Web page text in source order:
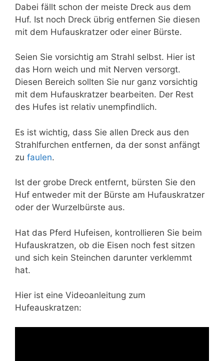
Dabei fällt schon der meiste Dreck aus dem
Huf. Ist noch Dreck übrig entfernen Sie diesen
mit dem Hufauskratzer oder einer Bürste.
Seien Sie vorsichtig am Strahl selbst. Hier ist
das Horn weich und mit Nerven versorgt.
Diesen Bereich sollten Sie nur ganz vorsichtig
mit dem Hufauskratzer bearbeiten. Der Rest
des Hufes ist relativ unempfindlich.
Es ist wichtig, dass Sie allen Dreck aus den
Strahlfurchen entfernen, da der sonst anfängt
zu faulen.
Ist der grobe Dreck entfernt, bürsten Sie den
Huf entweder mit der Bürste am Hufauskratzer
oder der Wurzelbürste aus.
Hat das Pferd Hufeisen, kontrollieren Sie beim
Hufauskratzen, ob die Eisen noch fest sitzen
und sich kein Steinchen darunter verklemmt
hat.
Hier ist eine Videoanleitung zum
Hufeauskratzen: